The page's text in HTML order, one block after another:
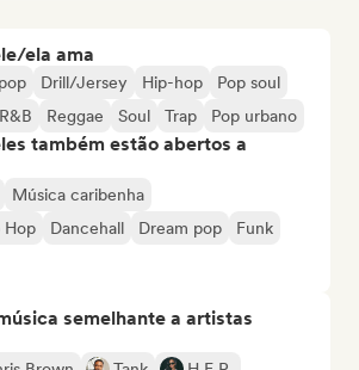
ela ama
Drill/Jersey Hip-hop
Pop soul
R&B Reggae Soul Trap Pop urbano
também estão abertos a
Música caribenha
Hop
Dancehall Dream pop
Funk
semelhante a artistas